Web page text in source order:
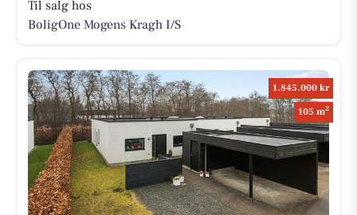
Til salg hos
BoligOne Mogens Kragh I/S
1.845.000 kr
105 m2